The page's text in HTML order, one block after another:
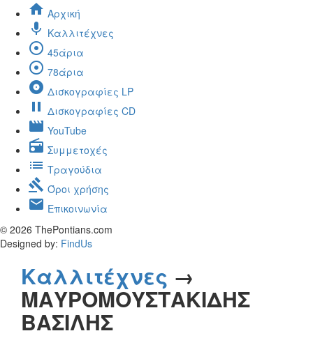
home Αρχική
mic Καλλιτέχνες
adjust 45άρια
adjust 78άρια
album Δισκογραφίες LP
pause Δισκογραφίες CD
movie YouTube
radio Συμμετοχές
list Τραγούδια
gavel Όροι χρήσης
mail Επικοινωνία
© 2026 ThePontians.com
Designed by: FindUs
Καλλιτέχνες →
ΜΑΥΡΟΜΟΥΣΤΑΚΙΔΗΣ
ΒΑΣΙΛΗΣ